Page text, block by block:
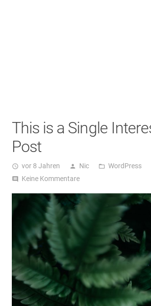
This is a Single
Post
access_time vor 8 Jahren person Nic folder_open WordPress
comment Keine Kommentare